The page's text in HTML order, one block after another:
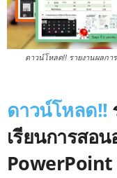
ดาวน์โหลด!! รายงานผลกา
ดาวน์โหลด!!
เรียนการสอ
PowerPoint